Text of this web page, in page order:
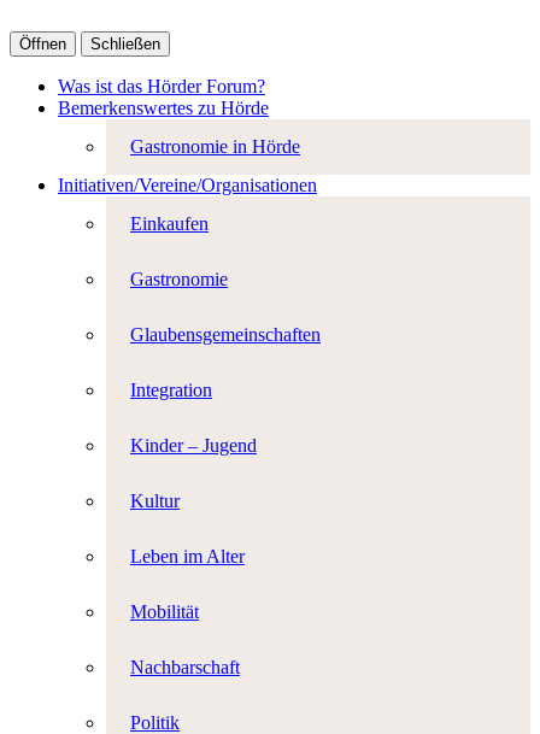
Öffnen Schließen
Was ist das Hörder Forum?
Bemerkenswertes zu Hörde
Gastronomie in Hörde
Initiativen/Vereine/Organisationen
Einkaufen
Gastronomie
Glaubensgemeinschaften
Integration
Kinder – Jugend
Kultur
Leben im Alter
Mobilität
Nachbarschaft
Politik